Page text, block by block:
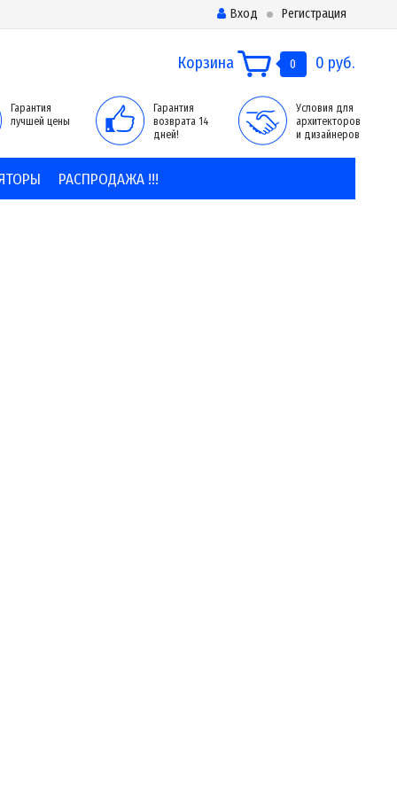
Вход Регистрация
Корзина 0 0 руб.
Гарантия
лучшей цены
Гарантия
возврата 14
дней!
Условия для
архитекторов
и дизайнеров
РАСПРОДАЖА !!!